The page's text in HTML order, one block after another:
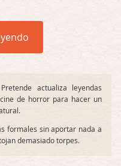
actualiza leyendas
de horror para hacer un
formales sin aportar nada a
demasiado torpes.